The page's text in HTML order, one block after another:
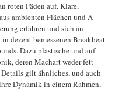
roten Fäden auf. Klare,
ambienten Flächen und A
erfahren und sich an
dezent bemessenen Breakbeat-
Dazu plastische und auf
deren Machart weder fett
gilt ähnliches, und auch
Dynamik in einem Rahmen,